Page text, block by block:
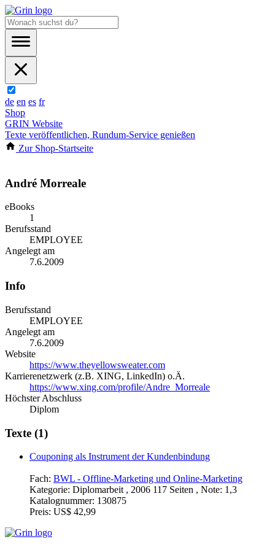
de en es fr
Shop
GRIN Website
Texte veröffentlichen, Rundum-Service genießen
Zur Shop-Startseite
André Morreale
eBooks
1
Berufsstand
EMPLOYEE
Angelegt am
7.6.2009
Info
Berufsstand
EMPLOYEE
Angelegt am
7.6.2009
Website
https://www.theyellowsweater.com
Karrierenetzwerk (z.B. XING, LinkedIn) o.Ä.
https://www.xing.com/profile/Andre_Morreale
Höchster Abschluss
Diplom
Texte (1)
Couponing als Instrument der Kundenbindung
Fach: BWL - Offline-Marketing und Online-Marketing
Kategorie: Diplomarbeit , 2006 117 Seiten , Note: 1,3
Katalognummer: 130875
Preis: US$ 42,99